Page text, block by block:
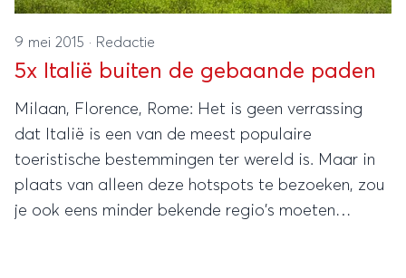
9 mei 2015 · Redactie
5x Italië buiten de gebaande paden
Milaan, Florence, Rome: Het is geen verrassing
dat Italië is een van de meest populaire
toeristische bestemmingen ter wereld is. Maar in
plaats van alleen deze hotspots te bezoeken, zou
je ook eens minder bekende regio's moeten